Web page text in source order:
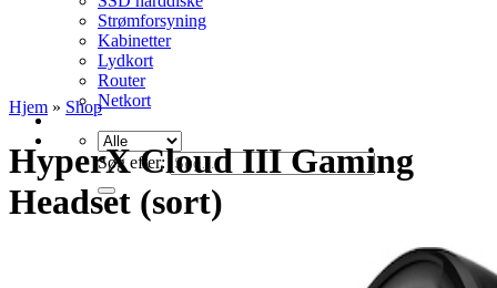
Strømforsyning
Kabinetter
Lydkort
Router
Netkort
Søg efter:
Hjem » Shop
HyperX Cloud III Gaming
Headset (sort)